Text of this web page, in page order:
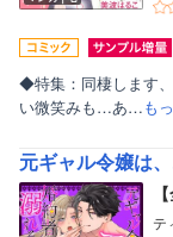
◆特集：同棲します
い微笑みも…あ…も
テ